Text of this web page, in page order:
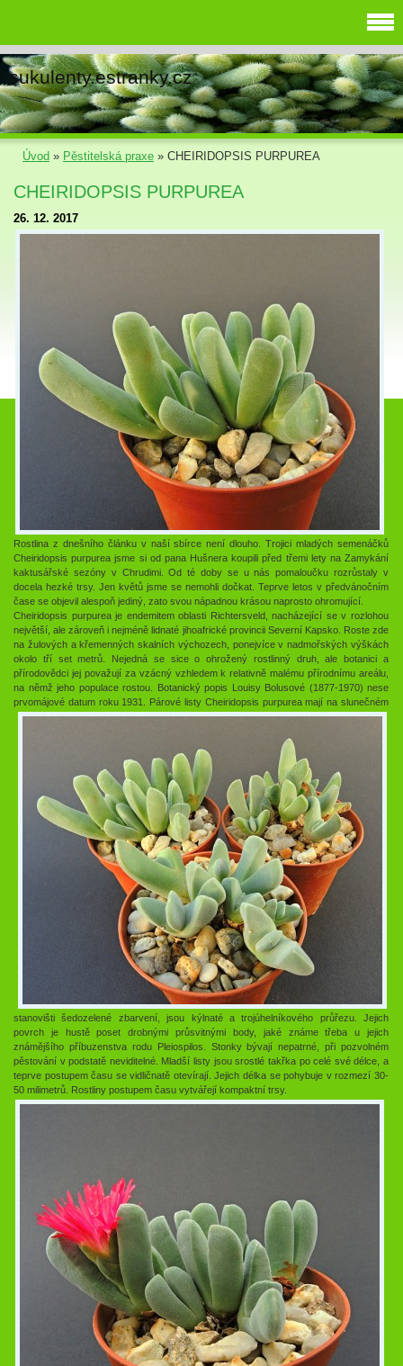
sukulenty.estranky.cz
Úvod » Pěstitelská praxe » CHEIRIDOPSIS PURPUREA
CHEIRIDOPSIS PURPUREA
26. 12. 2017
Rostlina z dnešního článku v naší sbírce není dlouho. Trojici mladých semenáčků
Cheiridopsis purpurea jsme si od pana Hušnera koupili před třemi lety na Zamykání
kaktusářské sezóny v Chrudimi. Od té doby se u nás pomaloučku rozrůstaly v
docela hezké trsy. Jen květů jsme se nemohli dočkat. Teprve letos v předvánočním
čase se objevil alespoň jediný, zato svou nápadnou krásou naprosto ohromující.
Cheiridopsis purpurea je endemitem oblasti Richtersveld, nacházející se v rozlohou
největší, ale zároveň i nejméně lidnaté jihoafrické provincii Severní Kapsko. Roste zde
na žulových a křemenných skalních výchozech, ponejvíce v nadmořských výškách
okolo tří set metrů. Nejedná se sice o ohrožený rostlinný druh, ale botanici a
přírodovědci jej považují za vzácný vzhledem k relativně malému přírodnímu areálu,
na němž jeho populace rostou. Botanický popis Louisy Bolusové (1877-1970) nese
prvomájové datum roku 1931.
Párové listy Cheiridopsis purpurea mají na slunečném
stanovišti šedozelené zbarvení, jsou kýlnaté a trojúhelníkového průřezu. Jejich
povrch je hustě poset drobnými průsvitnými body, jaké známe třeba u jejich
známějšího příbuzenstva rodu Pleiospilos. Stonky bývají nepatrné, při pozvolném
pěstování v podstatě neviditelné. Mladší listy jsou srostlé takřka po celé své délce, a
teprve postupem času se vidličnatě otevírají. Jejich délka se pohybuje v rozmezí 30-
50 milimetrů. Rostliny postupem času vytvářejí kompaktní trsy.